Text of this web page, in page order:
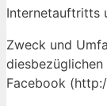
Internetauftritts
Zweck und
Facebook